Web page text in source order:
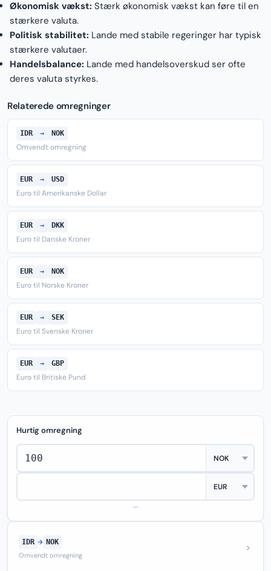
Økonomisk vækst: Stærk økonomisk vækst kan føre til en
stærkere valuta.
Politisk stabilitet: Lande med stabile regeringer har typisk
stærkere valutaer.
Handelsbalance: Lande med handelsoverskud ser ofte
deres valuta styrkes.
Relaterede omregninger
IDR → NOK
Omvendt omregning
EUR → USD
Euro til Amerikanske Dollar
EUR → DKK
Euro til Danske Kroner
EUR → NOK
Euro til Norske Kroner
EUR → SEK
Euro til Svenske Kroner
EUR → GBP
Euro til Britiske Pund
Hurtig omregning
—
IDR → NOK
Omvendt omregning